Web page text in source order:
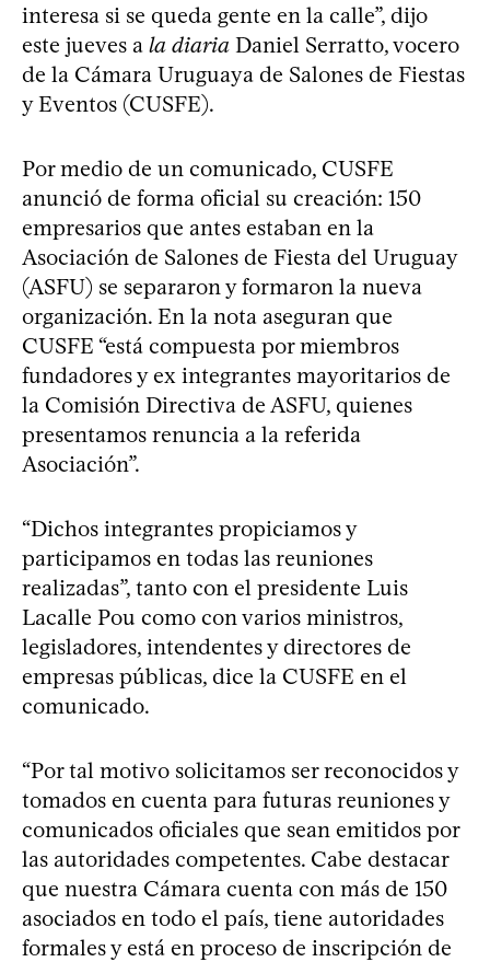
interesa si se queda gente en la calle”, dijo
este jueves a la diaria Daniel Serratto, vocero
de la Cámara Uruguaya de Salones de Fiestas
y Eventos (CUSFE).
Por medio de un comunicado, CUSFE
anunció de forma oficial su creación: 150
empresarios que antes estaban en la
Asociación de Salones de Fiesta del Uruguay
(ASFU) se separaron y formaron la nueva
organización. En la nota aseguran que
CUSFE “está compuesta por miembros
fundadores y ex integrantes mayoritarios de
la Comisión Directiva de ASFU, quienes
presentamos renuncia a la referida
Asociación”.
“Dichos integrantes propiciamos y
participamos en todas las reuniones
realizadas”, tanto con el presidente Luis
Lacalle Pou como con varios ministros,
legisladores, intendentes y directores de
empresas públicas, dice la CUSFE en el
comunicado.
“Por tal motivo solicitamos ser reconocidos y
tomados en cuenta para futuras reuniones y
comunicados oficiales que sean emitidos por
las autoridades competentes. Cabe destacar
que nuestra Cámara cuenta con más de 150
asociados en todo el país, tiene autoridades
formales y está en proceso de inscripción de